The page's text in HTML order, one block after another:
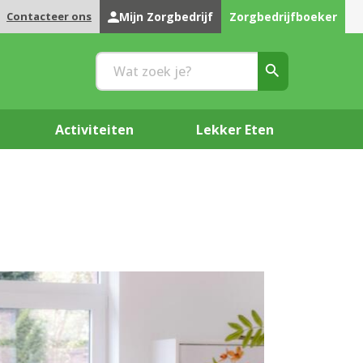
Contacteer ons Mijn Zorgbedrijf Zorgbedrijfboeker
Activiteiten Lekker Eten